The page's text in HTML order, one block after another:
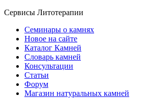
Сервисы Литотерапии
Семинары о камнях
Новое на сайте
Каталог Камней
Словарь камней
Консультации
Статьи
Форум
Магазин натуральных камней